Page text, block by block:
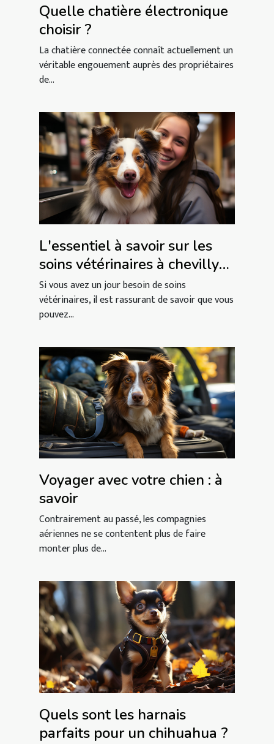
Quelle chatière électronique
choisir ?
La chatière connectée connaît actuellement un
véritable engouement auprès des propriétaires
de...
L'essentiel à savoir sur les
soins vétérinaires à chevilly-
larue
Si vous avez un jour besoin de soins
vétérinaires, il est rassurant de savoir que vous
pouvez...
Voyager avec votre chien : à
savoir
Contrairement au passé, les compagnies
aériennes ne se contentent plus de faire
monter plus de...
Quels sont les harnais
parfaits pour un chihuahua ?